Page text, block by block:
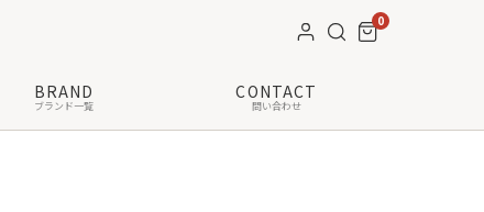
0
BRAND
ブランド一覧
CONTACT
問い合わせ